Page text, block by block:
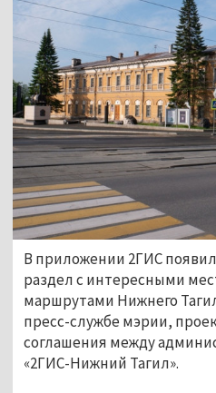
В приложении 2ГИС
раздел с интересными
маршрутами Нижнего
пресс-службе мэрии,
соглашения между
«2ГИС-Нижний Тагил».